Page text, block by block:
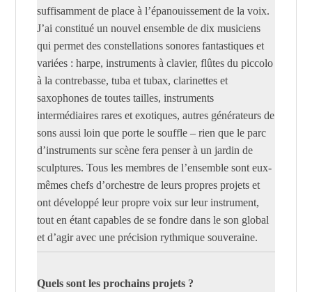
suffisamment de place à l’épanouissement de la voix.
J’ai constitué un nouvel ensemble de dix musiciens
qui permet des constellations sonores fantastiques et
variées : harpe, instruments à clavier, flûtes du piccolo
à la contrebasse, tuba et tubax, clarinettes et
saxophones de toutes tailles, instruments
intermédiaires rares et exotiques, autres générateurs de
sons aussi loin que porte le souffle – rien que le parc
d’instruments sur scène fera penser à un jardin de
sculptures. Tous les membres de l’ensemble sont eux-
mêmes chefs d’orchestre de leurs propres projets et
ont développé leur propre voix sur leur instrument,
tout en étant capables de se fondre dans le son global
et d’agir avec une précision rythmique souveraine.
Quels sont les prochains projets ?